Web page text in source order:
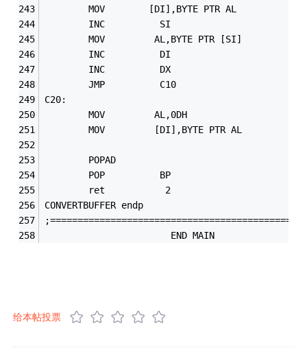
        MOV        [DI],BYTE PTR AL
        INC          SI
        MOV         AL,BYTE PTR [SI]
        INC          DI
        INC          DX
        JMP          C10
C20:
        MOV         AL,0DH
        MOV         [DI],BYTE PTR AL
        POPAD
        POP          BP
        ret           2
CONVERTBUFFER endp
                       END MAIN
给本帖投票